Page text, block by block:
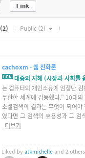
(2) Public (2)
cachoxm - 웹 진화론
대중의 지혜 (시장과 사회를
는 컴퓨터의 개인소유에 엄청난
무한한 세계에 감동했다." 10대의
소셜검색의 결과는 무엇이 되어
였다면 그 검색의 효용성과 그 검
더보기
Liked by atkmichelle and 2 others